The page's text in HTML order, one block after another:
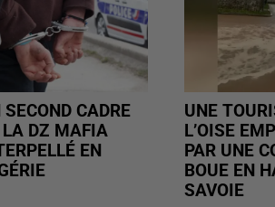
SECOND CADRE
LA DZ MAFIA
EN
UNE
L’OISE
PAR UNE
BOUE EN
SAVOIE